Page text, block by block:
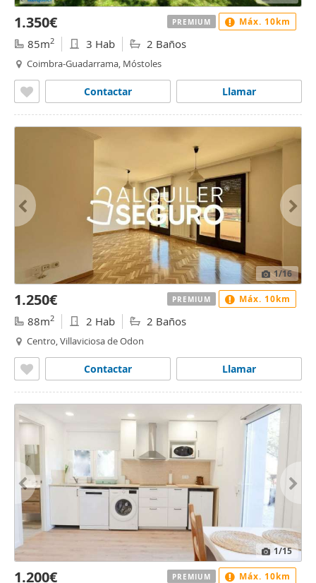
1.350€
85m2 3 Hab 2 Baños
Coimbra-Guadarrama, Móstoles
Llamar
Contactar
PREMIUM Máx. 10km
1/16
1.250€
88m2 2 Hab 2 Baños
Centro, Villaviciosa de Odon
Llamar
Contactar
PREMIUM Máx. 10km
1/15
1.200€ PREMIUM Máx. 10km